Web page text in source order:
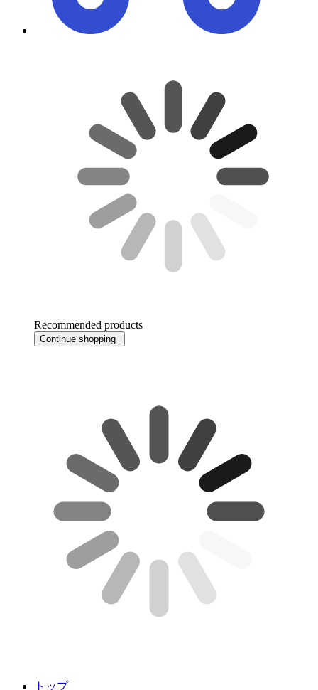
Recommended products
Continue shopping
トップ